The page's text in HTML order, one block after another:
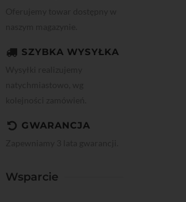
SZYBKA WYSYŁKA
GWARANCJA
Wsparcie